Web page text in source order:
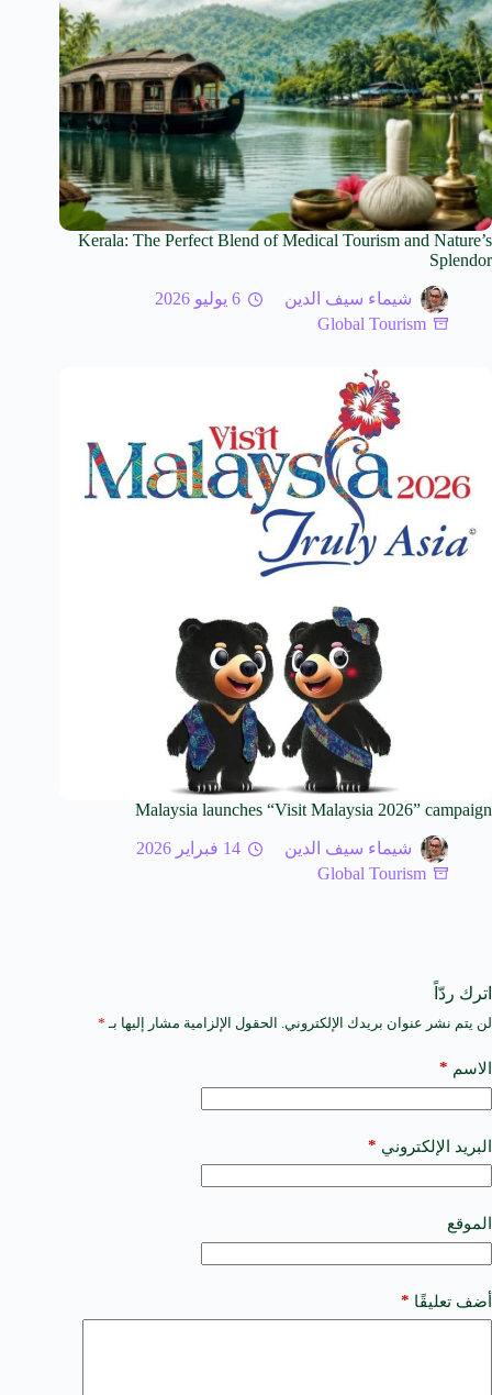
Kerala: The Perfect Blend of Medical Tourism and Nature’s
Splendor
شيماء سيف الدين
6 يوليو 2026
Global Tourism
Malaysia launches “Visit Malaysia 2026” campaign
شيماء سيف الدين
14 فبراير 2026
Global Tourism
اترك ردّاً
لن يتم نشر عنوان بريدك الإلكتروني. الحقول الإلزامية مشار إليها بـ *
الاسم *
البريد الإلكتروني *
الموقع
أضف تعليقًا *
A
t
e
a
t
i
e
: